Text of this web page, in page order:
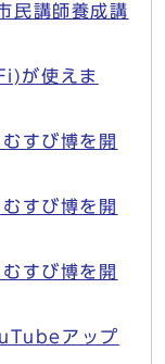
民講師養成講
が使えま
すび博を開
すび博を開
すび博を開
アップ